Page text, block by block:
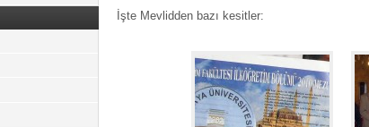
İşte Mevlidden bazı kesitler: